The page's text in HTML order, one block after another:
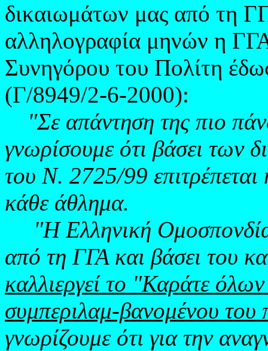
δικαιωμάτων μας από τη
αλληλογραφία μηνών η
Συνηγόρου του Πολίτη
(Γ/8949/2-6-2000):
"Σε απάντηση της πιο
γνωρίσουμε ότι βάσει των
του Ν. 2725/99
κάθε άθλημα.
"Η Ελληνική
από τη ΓΓΑ και βάσει του
καλλιεργεί το "Καράτε
συμπεριλαμ-βανομένου
γνωρίζουμε ότι για την